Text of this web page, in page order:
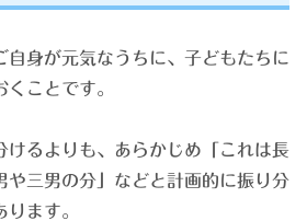
自身が元気なうちに、子どもたちに
ことです。
けるよりも、あらかじめ「これは長
や三男の分」などと計画的に振り分
ます。